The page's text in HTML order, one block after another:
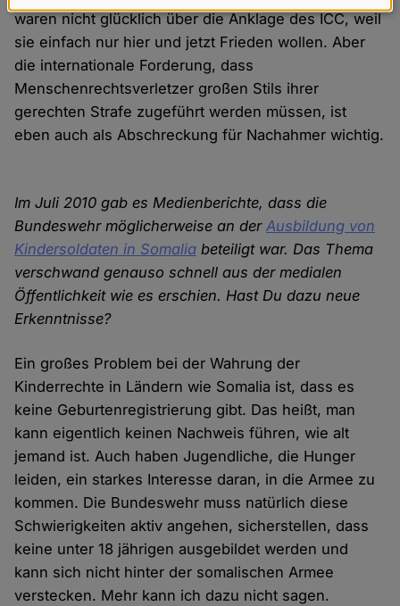
waren nicht glücklich über die Anklage des ICC, weil
sie einfach nur hier und jetzt Frieden wollen. Aber
die internationale Forderung, dass
Menschenrechtsverletzer großen Stils ihrer
gerechten Strafe zugeführt werden müssen, ist
eben auch als Abschreckung für Nachahmer wichtig.
Im Juli 2010 gab es Medienberichte, dass die
Bundeswehr möglicherweise an derAusbildung von
Kindersoldaten in Somalia beteiligt war. Das Thema
verschwand genauso schnell aus der medialen
Öffentlichkeit wie es erschien. Hast Du dazu neue
Erkenntnisse?
Ein großes Problem bei der Wahrung der
Kinderrechte in Ländern wie Somalia ist, dass es
keine Geburtenregistrierung gibt. Das heißt, man
kann eigentlich keinen Nachweis führen, wie alt
jemand ist. Auch haben Jugendliche, die Hunger
leiden, ein starkes Interesse daran, in die Armee zu
kommen. Die Bundeswehr muss natürlich diese
Schwierigkeiten aktiv angehen, sicherstellen, dass
keine unter 18 jährigen ausgebildet werden und
kann sich nicht hinter der somalischen Armee
verstecken. Mehr kann ich dazu nicht sagen.
Daten
und
Cookies